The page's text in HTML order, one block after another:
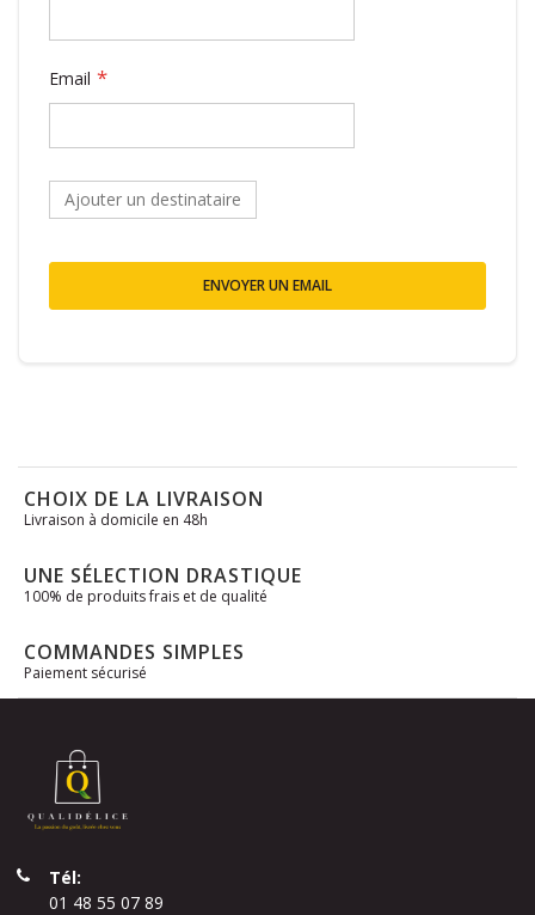
Email
Ajouter un destinataire
ENVOYER UN EMAIL
CHOIX DE LA LIVRAISON
Livraison à domicile en 48h
UNE SÉLECTION DRASTIQUE
100% de produits frais et de qualité
COMMANDES SIMPLES
Paiement sécurisé
Tél:
01 48 55 07 89